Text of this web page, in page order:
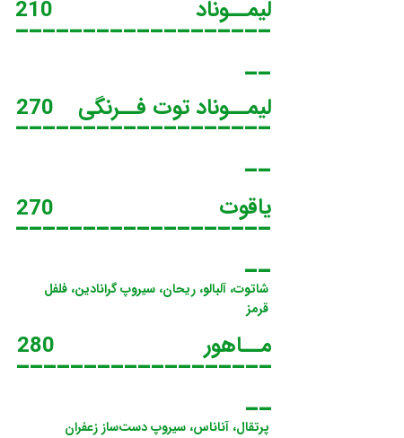
لیمــوناد
لیمــوناد توت فــرنگی
210
270
___________________
__
___________________
__
شاتوت، آلبالو، ریحان، سیروپ گرانادین، فلفل
قرمز
270
___________________
__
یاقوت
280
___________________
__
مــاهور
پرتقال، آناناس، سیروپ دست‌ساز زعفران